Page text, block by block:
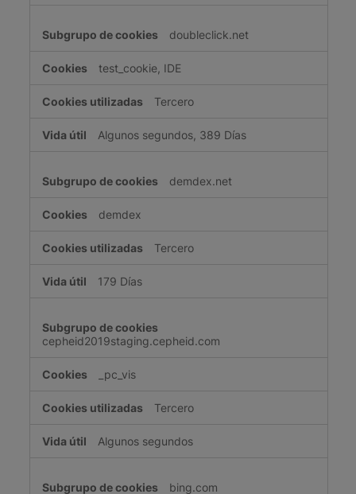
doubleclick.net
test_cookie, IDE
Tercero
Algunos segundos, 389 Días
demdex.net
demdex
Tercero
179 Días
cepheid2019staging.cepheid.com
_pc_vis
Tercero
Algunos segundos
bing.com